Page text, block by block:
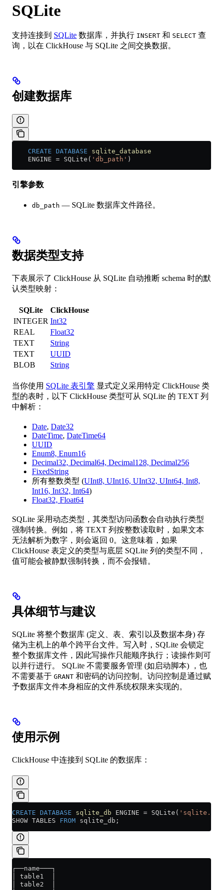
SQLite
支持连接到 SQLite 数据库，并执行 INSERT 和 SELECT 查
询，以在 ClickHouse 与 SQLite 之间交换数据。
创建数据库
    CREATE
DATABASE sqlite_database
    ENGINE
= SQLite( 'db_path' )
引擎参数
db_path — SQLite 数据库文件路径。
数据类型支持
下表展示了 ClickHouse 从 SQLite 自动推断 schema 时的默
认类型映射：
SQLite
ClickHouse
INTEGER Int32
REAL
Float32
TEXT
String
TEXT
UUID
BLOB
String
当你使用 SQLite 表引擎 显式定义采用特定 ClickHouse 类
型的表时，以下 ClickHouse 类型可从 SQLite 的 TEXT 列
中解析：
Date, Date32
DateTime, DateTime64
UUID
Enum8, Enum16
Decimal32, Decimal64, Decimal128, Decimal256
FixedString
所有整数类型 (UInt8, UInt16, UInt32, UInt64, Int8,
Int16, Int32, Int64)
Float32, Float64
SQLite 采用动态类型，其类型访问函数会自动执行类型
强制转换。例如，将 TEXT 列按整数读取时，如果文本
无法解析为数字，则会返回 0。这意味着，如果
ClickHouse 表定义的类型与底层 SQLite 列的类型不同，
值可能会被静默强制转换，而不会报错。
具体细节与建议
SQLite 将整个数据库 (定义、表、索引以及数据本身) 存
储为主机上的单个跨平台文件。写入时，SQLite 会锁定
整个数据库文件，因此写操作只能顺序执行；读操作则可
以并行进行。 SQLite 不需要服务管理 (如启动脚本) ，也
不需要基于 GRANT 和密码的访问控制。访问控制是通过赋
予数据库文件本身相应的文件系统权限来实现的。
使用示例
ClickHouse 中连接到 SQLite 的数据库：
CREATE DATABASE sqlite_db ENGINE = SQLite( 'sqlite.db'
SHOW TABLES FROM sqlite_db;
┌──name───┐
│ table1  │
│ table2  │